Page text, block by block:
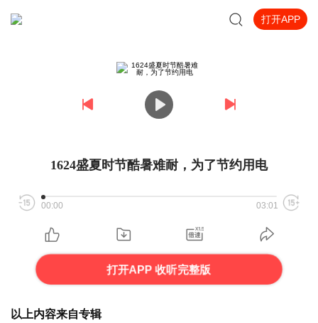
打开APP
1624盛夏时节酷暑难耐，为了节约用电
00:00 03:01
打开APP 收听完整版
以上内容来自专辑